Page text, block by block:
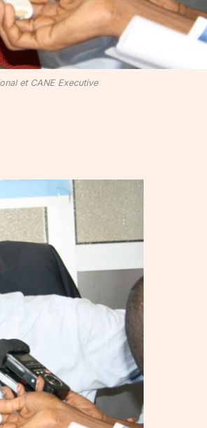
et CANE Executive